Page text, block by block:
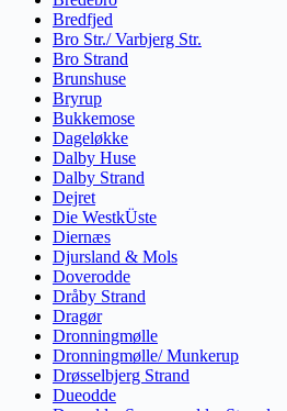
Bredfjed
Bro Str./ Varbjerg Str.
Bro Strand
Brunshuse
Bryrup
Bukkemose
Dageløkke
Dalby Huse
Dalby Strand
Dejret
Die WestkÜste
Diernæs
Djursland & Mols
Doverodde
Dråby Strand
Dragør
Dronningmølle
Dronningmølle/ Munkerup
Drøsselbjerg Strand
Dueodde